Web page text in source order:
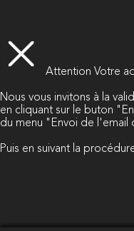
Attention Votre
Nous vous invitons à la
en cliquant sur le buton
du menu "Envoi de l'email
Puis en suivant la